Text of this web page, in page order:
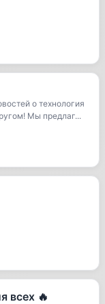
о технология
Мы предлаг...
всех 🔥